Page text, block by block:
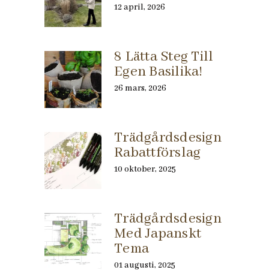
12 april, 2026
8 Lätta Steg Till
Egen Basilika!
26 mars, 2026
Trädgårdsdesign
Rabattförslag
10 oktober, 2025
Trädgårdsdesign
Med Japanskt
Tema
01 augusti, 2025